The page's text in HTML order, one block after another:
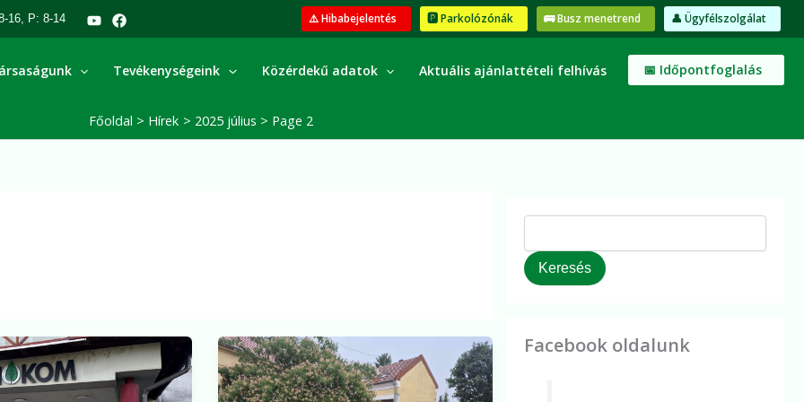
16, P: 8-14 ⚠️ Hibabejelentés 🅿️ Parkolózónák 🚌 Busz menetrend 👤 Ügyfélszolgálat
Tevékenységeink Közérdekű adatok Aktuális ajánlattételi felhívás 📅 Időpontfoglalás
Főoldal Hírek 2025 július Page 2
Pécset
sem
kímélte
K
s
Keresés
Facebook oldalunk